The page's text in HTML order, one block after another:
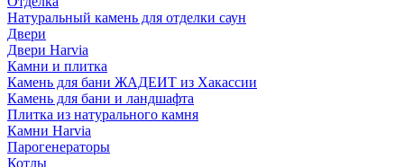
Натуральный камень для отделки саун
Двери
Двери Harvia
Камни и плитка
Камень для бани ЖАДЕИТ из Хакассии
Камень для бани и ландшафта
Плитка из натурального камня
Камни Harvia
Парогенераторы
Котлы